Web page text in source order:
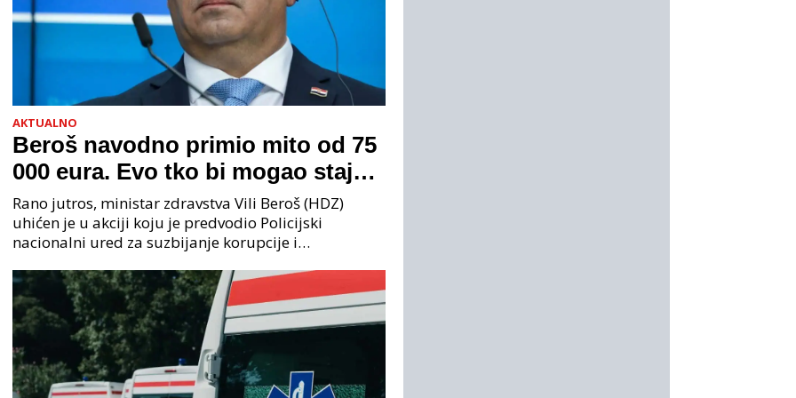
AKTUALNO
Beroš navodno primio mito od 75
000 eura. Evo tko bi mogao stajati
na čelu zločinačkog udruženja
Rano jutros, ministar zdravstva Vili Beroš (HDZ)
uhićen je u akciji koju je predvodio Policijski
nacionalni ured za suzbijanje korupcije i
priopćenju USKOK